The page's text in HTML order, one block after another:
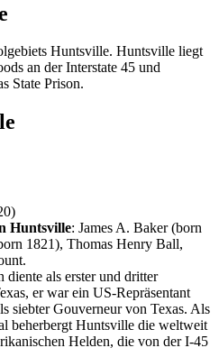
Huntsville. Huntsville liegt
an der Interstate 45 und
State Prison.
Huntsville: James A. Baker (born
1821), Thomas Henry Ball,
diente als erster und dritter
er war ein US-Repräsentant
siebter Gouverneur von Texas. Als
beherbergt Huntsville die weltweit
Helden, die von der I-45